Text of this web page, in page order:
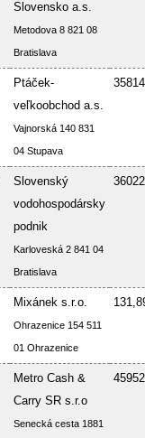
Slovensko a.s.
Metodova 8 821 08
Bratislava
Ptáček-
veľkoobchod a.s.
Vajnorská 140 831
04 Stupava
Slovenský
vodohospodársky
podnik
Karloveská 2 841 04
Bratislava
Mixánek s.r.o.
Ohrazenice 154 511
01 Ohrazenice
Metro Cash &
Carry SR s.r.o
Senecká cesta 1881